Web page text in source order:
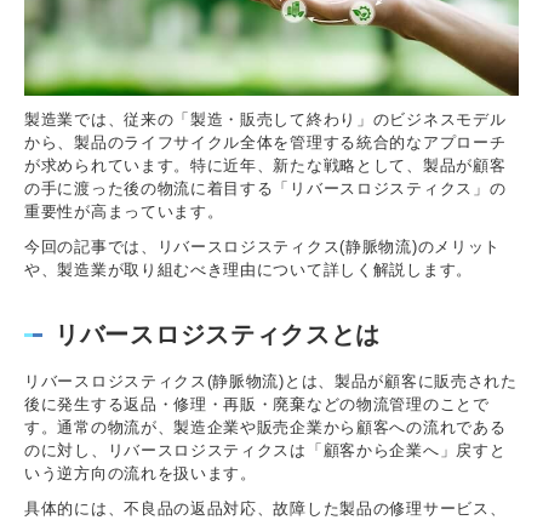
製造業では、従来の「製造・販売して終わり」のビジネスモデル
から、製品のライフサイクル全体を管理する統合的なアプローチ
が求められています。特に近年、新たな戦略として、製品が顧客
の手に渡った後の物流に着目する「リバースロジスティクス」の
重要性が高まっています。
今回の記事では、リバースロジスティクス(静脈物流)のメリット
や、製造業が取り組むべき理由について詳しく解説します。
リバースロジスティクスとは
リバースロジスティクス(静脈物流)とは、製品が顧客に販売された
後に発生する返品・修理・再販・廃棄などの物流管理のことで
す。通常の物流が、製造企業や販売企業から顧客への流れである
のに対し、リバースロジスティクスは「顧客から企業へ」戻すと
いう逆方向の流れを扱います。
具体的には、不良品の返品対応、故障した製品の修理サービス、